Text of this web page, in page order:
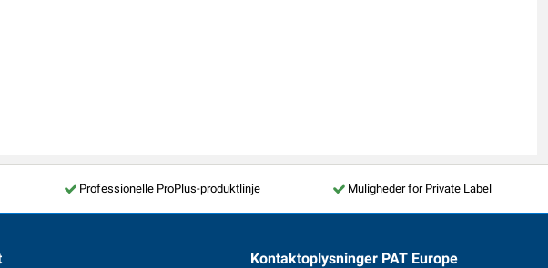
Professionelle ProPlus-produktlinje Muligheder for Private Label
Kontaktoplysninger PAT Europe